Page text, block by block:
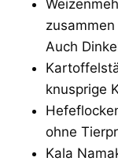
Auch
knusprige
ohne
Kala